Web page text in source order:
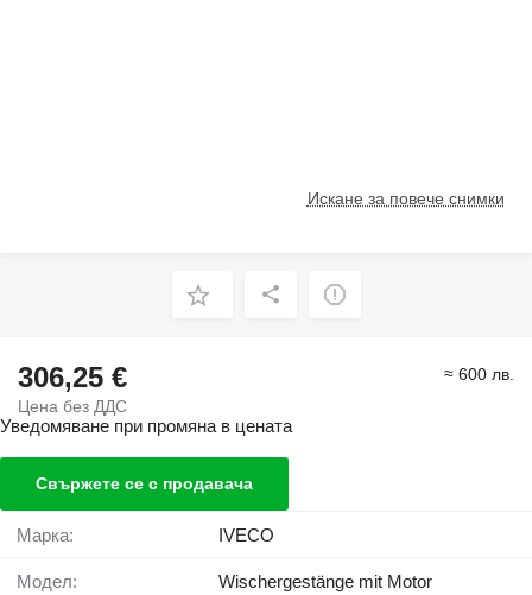
Искане за повече снимки
306,25 €
Цена без ДДС
≈ 600 лв.
Уведомяване при промяна в цената
Свържете се с продавача
Марка: IVECO
Модел: Wischergestänge mit Motor